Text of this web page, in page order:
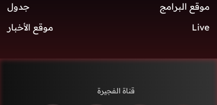
موقع البرامج
جدول
Live
موقع الأخبار
قناة الفجيرة